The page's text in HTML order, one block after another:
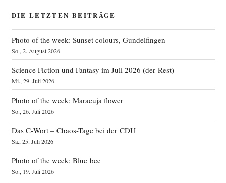
DIE LETZTEN BEITRÄGE
Photo of the week: Sunset colours, Gundelfingen
So., 2. August 2026
Science Fiction und Fantasy im Juli 2026 (der Rest)
Mi., 29. Juli 2026
Photo of the week: Maracuja flower
So., 26. Juli 2026
Das C‑Wort – Chaos-Tage bei der CDU
Sa., 25. Juli 2026
Photo of the week: Blue bee
So., 19. Juli 2026